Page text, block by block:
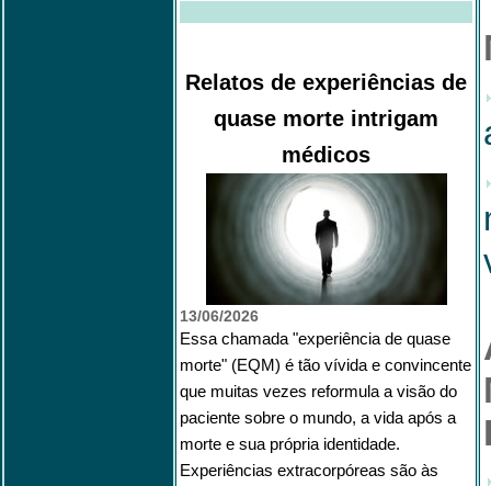
Relatos de experiências de
quase morte intrigam
médicos
13/06/2026
Essa chamada "experiência de quase
morte" (EQM) é tão vívida e convincente
que muitas vezes reformula a visão do
paciente sobre o mundo, a vida após a
morte e sua própria identidade.
Experiências extracorpóreas são às